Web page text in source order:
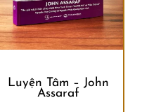
Luyện Tâm – John
Assaraf